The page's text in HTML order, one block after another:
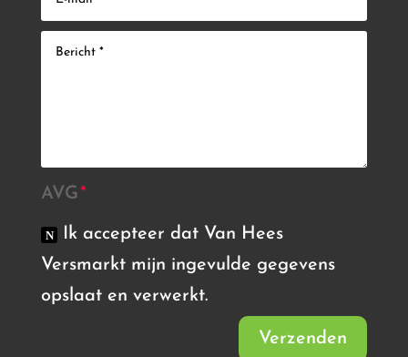
AVG
Ik accepteer dat Van Hees
Versmarkt mijn ingevulde gegevens
opslaat en verwerkt.
Verzenden